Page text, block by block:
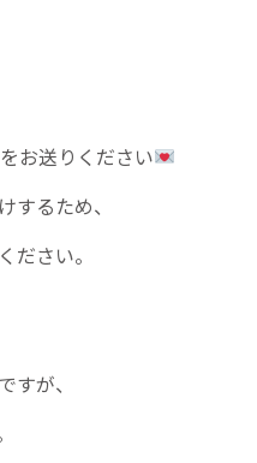
お送りください
するため、
ださい。
すが、